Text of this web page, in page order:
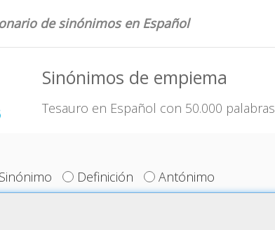
de sinónimos en Español
Sinónimos de empiema
Tesauro en Español con 50.000 palabras
Sinónimo Definición Antónimo